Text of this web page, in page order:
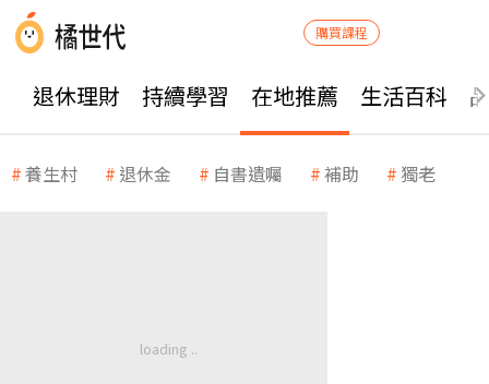
購買課程
退休理財 持續學習 在地推薦 生活百科
養生村 退休金 自書遺囑 補助 獨老